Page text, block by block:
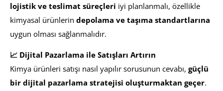
lojistik ve teslimat süreçleri iyi planlanmalı, özellikle
kimyasal ürünlerin depolama ve taşıma standartlarına
uygun olması sağlanmalıdır.
📈 Dijital Pazarlama ile Satışları Artırın
Kimya ürünleri satışı nasıl yapılır sorusunun cevabı, güçlü
bir dijital pazarlama stratejisi oluşturmaktan geçer.